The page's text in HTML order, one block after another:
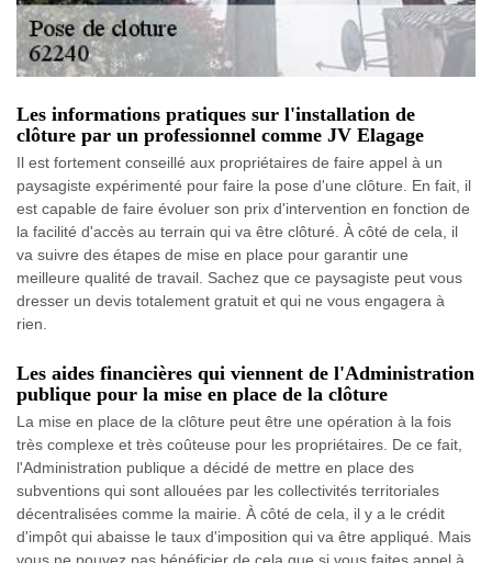
Les informations pratiques sur l'installation de
clôture par un professionnel comme JV Elagage
Il est fortement conseillé aux propriétaires de faire appel à un
paysagiste expérimenté pour faire la pose d'une clôture. En fait, il
est capable de faire évoluer son prix d'intervention en fonction de
la facilité d'accès au terrain qui va être clôturé. À côté de cela, il
va suivre des étapes de mise en place pour garantir une
meilleure qualité de travail. Sachez que ce paysagiste peut vous
dresser un devis totalement gratuit et qui ne vous engagera à
rien.
Les aides financières qui viennent de l'Administration
publique pour la mise en place de la clôture
La mise en place de la clôture peut être une opération à la fois
très complexe et très coûteuse pour les propriétaires. De ce fait,
l'Administration publique a décidé de mettre en place des
subventions qui sont allouées par les collectivités territoriales
décentralisées comme la mairie. À côté de cela, il y a le crédit
d'impôt qui abaisse le taux d'imposition qui va être appliqué. Mais